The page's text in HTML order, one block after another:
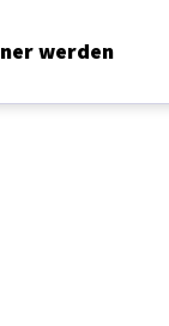
werden